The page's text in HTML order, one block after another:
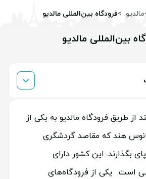
مالدیو فرودگاه بین‌المللی مالدیو
بین‌المللی مالدیو
از طریق فرودگاه مالدیو به یکی از
هند که مقاصد گردشگری
بگذارند. این کشور دارای
است. یکی از فرودگاه‌های